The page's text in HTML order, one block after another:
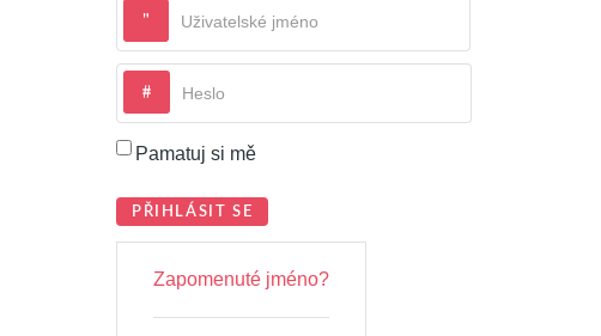
Uživatelské jméno
Heslo
Pamatuj si mě
PŘIHLÁSIT SE
Zapomenuté jméno?